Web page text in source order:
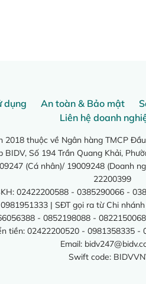
dụng An toàn & Bảo mật
Liên hệ doanh
2018 thuộc về Ngân hàng TMCP
BIDV, Số 194 Trần Quang Khải,
(Cá nhân)/ 19009248 (Doanh
22200399
02422200588 - 0385290066 -
| SĐT gọi ra từ Chi
- 0852198088 -
tiền: 02422200520 - 0981358335 -
Email:
Swift code: